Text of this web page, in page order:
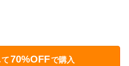
70%OFFで購入